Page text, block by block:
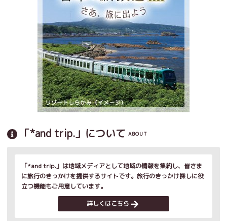
「*and trip.」について ABOUT
「*and trip.」は地域メディアとして地域の情報を集約し、皆さま
に旅行のきっかけを提供するサイトです。旅行のきっかけ探しに役
立つ機能もご用意しています。
詳しくはこちら